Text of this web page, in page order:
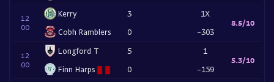
12
00
Kerry
Cobh Ramblers
3
0
1X
-303
8.5/10
12
00
Longford T
Finn Harps
5
0
1
-159
5.3/10